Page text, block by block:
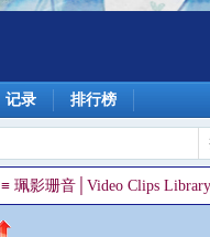
记录 排行榜
≡ 珮影珊音│Video Clips